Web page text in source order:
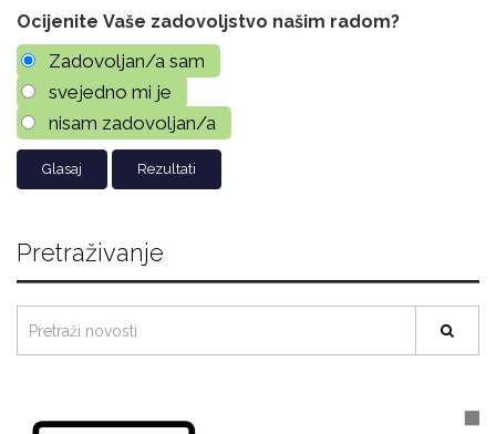
Ocijenite Vaše zadovoljstvo našim radom?
Zadovoljan/a sam
svejedno mi je
nisam zadovoljan/a
Rezultati
Pretraživanje